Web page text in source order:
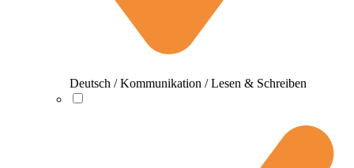
Deutsch / Kommunikation / Lesen & Schreiben